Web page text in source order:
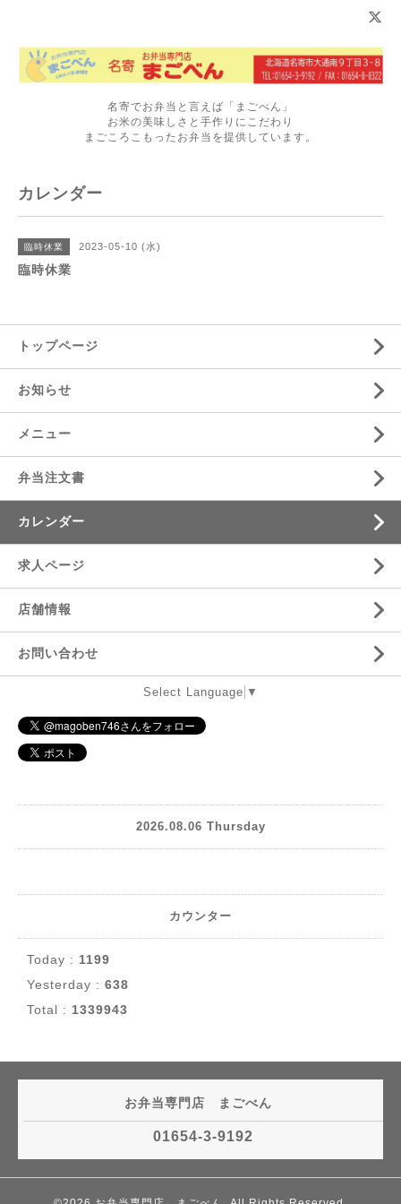
名寄でお弁当と言えば「まごべん」
お米の美味しさと手作りにこだわり
まごころこもったお弁当を提供しています。
カレンダー
臨時休業 2023-05-10 (水)
臨時休業
トップページ
お知らせ
メニュー
弁当注文書
カレンダー
求人ページ
店舗情報
お問い合わせ
Select Language ▼
2026.08.06 Thursday
カウンター
Today : 1199
Yesterday : 638
Total : 1339943
お弁当専門店 まごべん
01654-3-9192